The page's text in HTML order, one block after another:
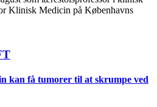
Klinisk Medicin på Københavns
kan få tumorer til at skrumpe ved